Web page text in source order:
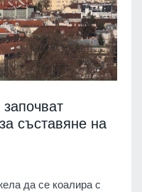
съставяне на
да се коалира с